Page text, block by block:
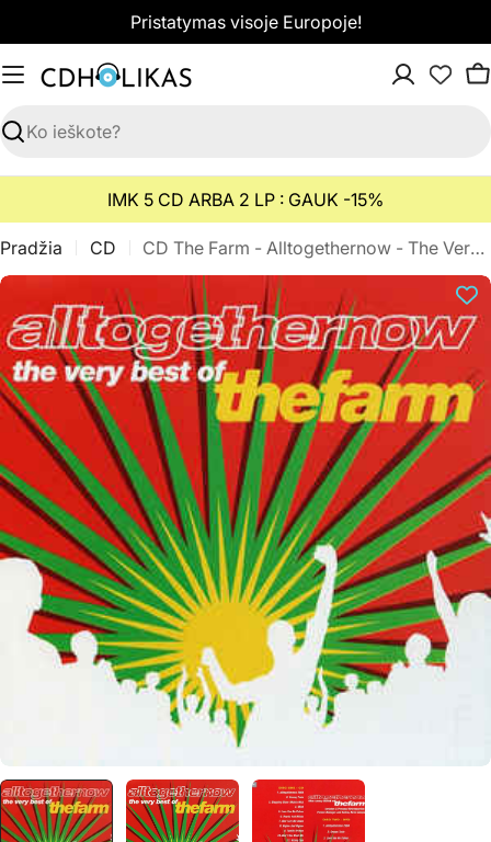
prie
turinio
Pristatymas visoje Europoje!
Paieška
IMK 5 CD ARBA 2 LP : GAUK -15%
Pradžia CD CD The Farm - Alltogethernow - The Very Best Of The Farm